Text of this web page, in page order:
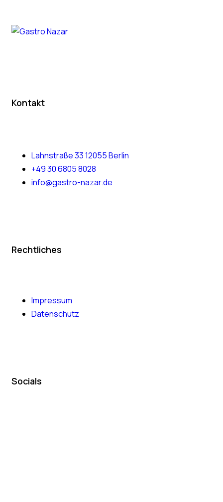
Kontakt
Lahnstraße 33 12055 Berlin
+49 30 6805 8028
info@gastro-nazar.de
Rechtliches
Impressum
Datenschutz
Socials